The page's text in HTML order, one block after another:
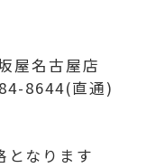
屋名古屋店
8644(直通)
なります